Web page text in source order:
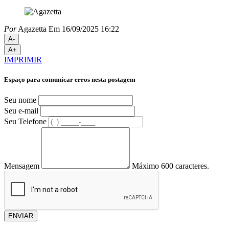
PorAgazetta Em 16/09/2025 16:22
A-
A+
IMPRIMIR
Espaço para comunicar erros nesta postagem
Seu nome
Seu e-mail
Seu Telefone
Mensagem Máximo 600 caracteres.
ENVIAR